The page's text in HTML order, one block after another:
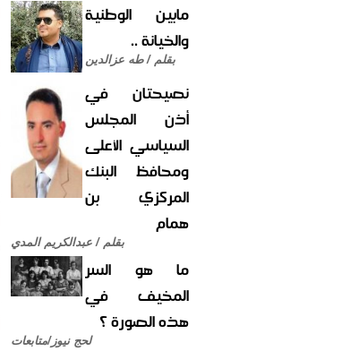
مابين الوطنية
والخيانة ..
بقلم / طه عزالدين
نصيحتان في
أذن المجلس
السياسي الأعلى
ومحافظ البنك
المركزي بن
همام
بقلم / عبدالكريم المدي
ما هو السر
المخيف في
هذه الصورة ؟
لحج نيوز/متابعات